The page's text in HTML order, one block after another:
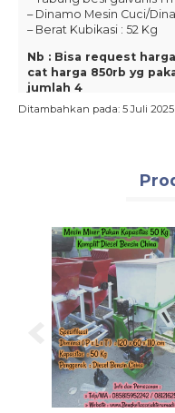
– Dinamo Mesin Cuci/
– Berat Kubikasi : 52 Kg
Nb : Bisa request
cat harga 850rb yg
jumlah 4
Siap kirim ke seluruh
Ditambahkan pada: 5 Juli 2025